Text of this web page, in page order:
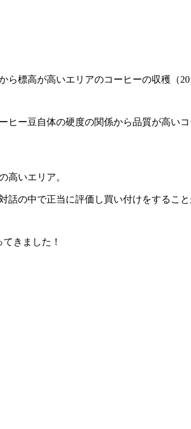
標高が高いエリアのコーヒーの収穫（
ヒー豆自体の硬度の関係から品質が高い
高いエリア。
の中で正当に評価し買い付けをするこ
きました！